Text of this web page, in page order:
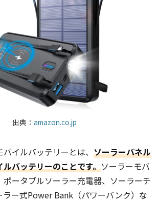
出典： amazon.co.jp
イルバッテリーとは、 ソーラーパネル
バッテリーのことです。ソーラーモバ
ポータブルソーラー充電器、ソーラーチ
ラー式Power Bank（パワーバンク）な